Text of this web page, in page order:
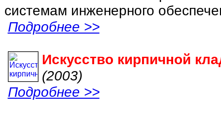
системам инженерного
Подробнее >>
Искусство кирпичной
(2003)
Подробнее >>